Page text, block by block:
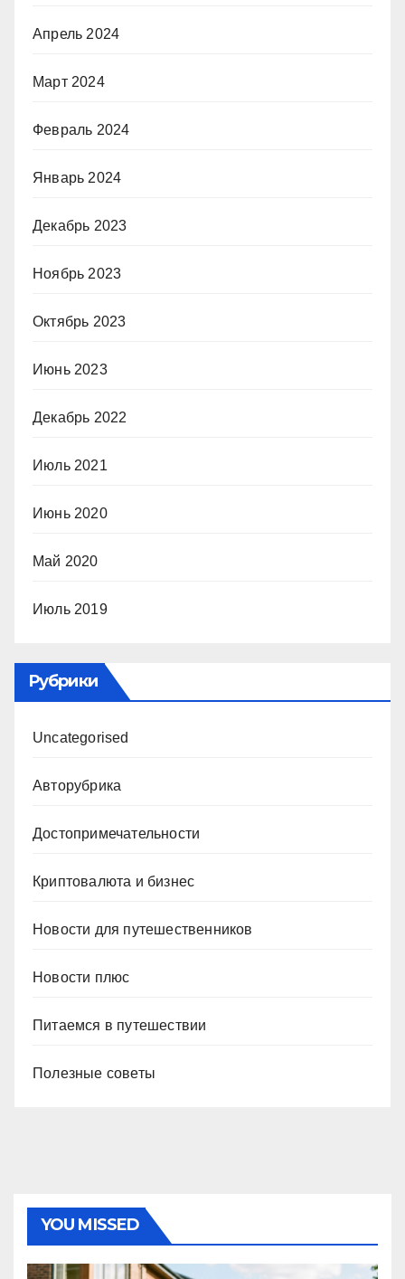
Апрель 2024
Март 2024
Февраль 2024
Январь 2024
Декабрь 2023
Ноябрь 2023
Октябрь 2023
Июнь 2023
Декабрь 2022
Июль 2021
Июнь 2020
Май 2020
Июль 2019
Рубрики
Uncategorised
Авторубрика
Достопримечательности
Криптовалюта и бизнес
Новости для путешественников
Новости плюс
Питаемся в путешествии
Полезные советы
YOU MISSED